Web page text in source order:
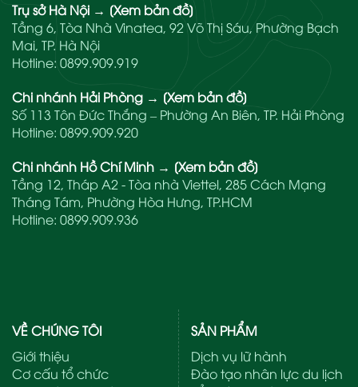
Trụ sở Hà Nội → [Xem bản đồ]
Tầng 6, Tòa Nhà Vinatea, 92 Võ Thị Sáu, Phường Bạch
Mai, TP. Hà Nội
Hotline: 0899.909.919
Chi nhánh Hải Phòng → [Xem bản đồ]
Số 113 Tôn Đức Thắng – Phường An Biên, TP. Hải Phòng
Hotline: 0899.909.920
Chi nhánh Hồ Chí Minh → [Xem bản đồ]
Tầng 12, Tháp A2 - Tòa nhà Viettel, 285 Cách Mạng
Tháng Tám, Phường Hòa Hưng, TP.HCM
Hotline: 0899.909.936
VỀ CHÚNG TÔI
Giới thiệu
Cơ cấu tổ chức
SẢN PHẨM
Dịch vụ lữ hành
Đào tạo nhân lực du lịch